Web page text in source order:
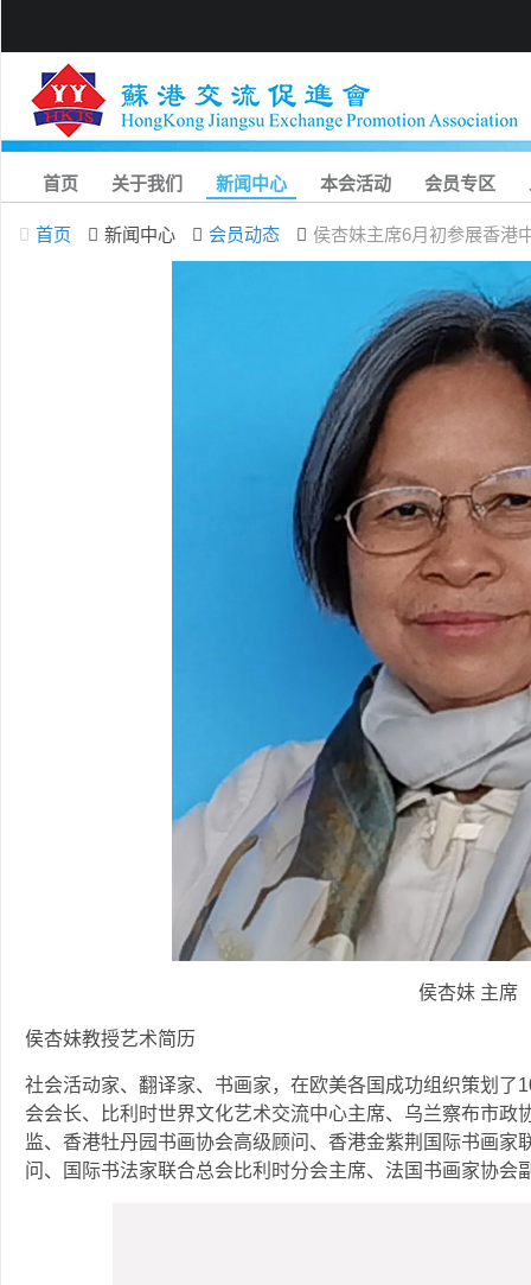
首页 关于我们 新闻中心 本会活动 会员专区
首页 新闻中心 会员动态 侯杏妹主席6月初参展香港
侯杏妹 主席
侯杏妹教授艺术简历
社会活动家、翻译家、书画家，在欧美各国成功组织策划了
会会长、比利时世界文化艺术交流中心主席、乌兰察布市政
监、香港牡丹园书画协会高级顾问、香港金紫荆国际书画
问、国际书法家联合总会比利时分会主席、法国书画家协会